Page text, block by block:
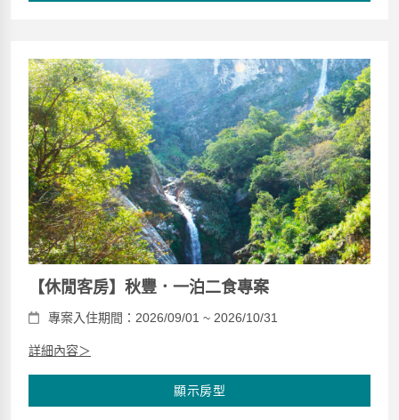
【休閒客房】秋豐．一泊二食專案
專案入住期間：2026/09/01 ~ 2026/10/31
詳細內容＞
顯示房型